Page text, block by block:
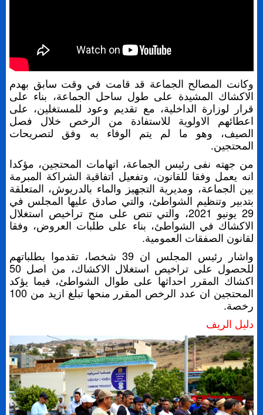
وكانت المصالح الجماعة قد قامت في وقت سابق بهدم
الاكشاك المشيدة على طول ساحل الجماعة، بناء على
قرار لوزارة الداخلية، مع تقديم وعود للمستغلين، على
اعطائهم الاولوية للاستفادة من الرخص خلال فصل
الصيف، وهو ما لم يتم الوفاء به وفق لتصريحات
المحتجين.
من جهته نفى رئيس الجماعة، اتهامات المحتجين، مؤكدا
انه يعمل وفقا للقانون، وتفعيل اتفاقية الشراكة المبرمة
بين الجماعة، ومديرية التجهيز والماء بالدريوش، المتعلقة
بتدبير وتنظيم الشواطئ، والتي صادق عليها المجلس في
29 يونيو 2021، والتي تنص على منح تراخيص استغلال
الاكشاك في الشواطئ، بناء على طلبات العروض، وفقا
لقانون الصفقات العمومية.
واشار رئيس المجلس ان 39 شخصا، تقدموا بطلباتهم
للحصول على تراخيص استغلال الاكشاك، من اصل 50
اكشاك المقرر احداثها على طوال الشواطئ، فيما يؤكد
المحتجين ان عدد الرخص المقرر منحها تبلغ ازيد من 100
رخصة.
دليل الريف